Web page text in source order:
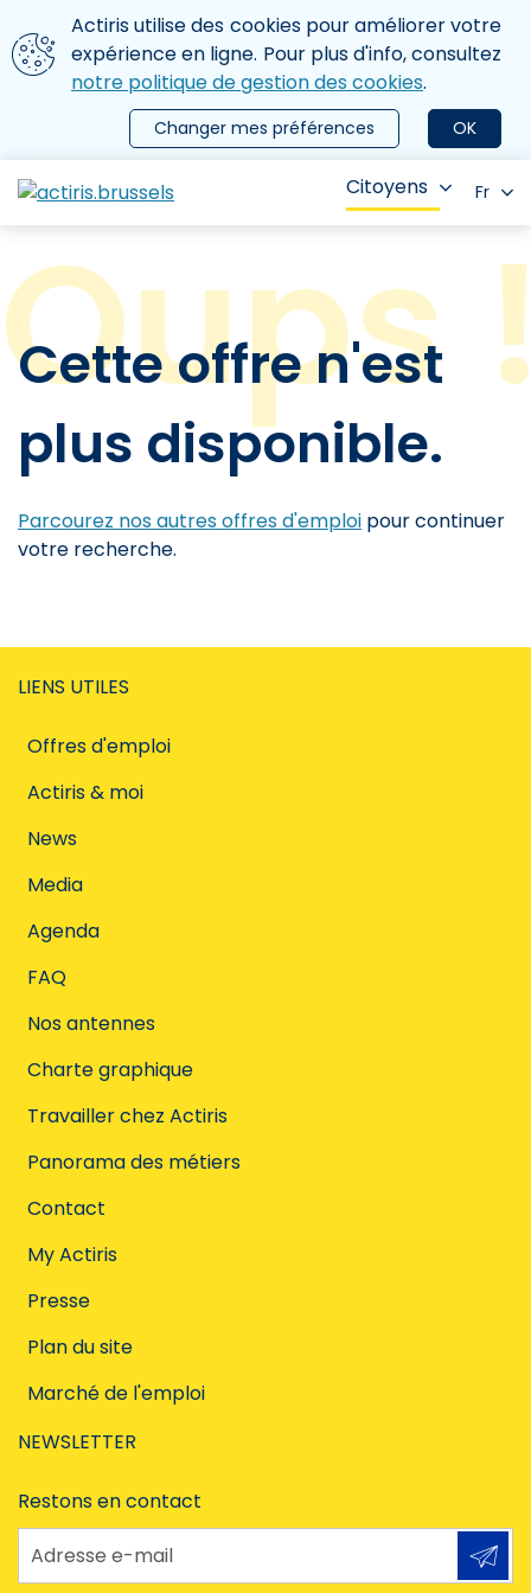
Aller au contenu principal
Nous utilisons des cookies
Actiris utilise des cookies pour améliorer votre
expérience en ligne. Pour plus d'info, consultez
notre politique de gestion des cookies.
OK
Changer mes préférences
le menu
Citoyens Fr
Cette offre n'est
plus disponible.
Parcourez nos autres offres d'emploi pour continuer
votre recherche.
LIENS UTILES
Offres d'emploi
Actiris & moi
News
Media
Agenda
FAQ
Nos antennes
Charte graphique
Travailler chez Actiris
Panorama des métiers
Contact
My Actiris
Presse
Plan du site
Marché de l'emploi
NEWSLETTER
Restons en contact
Adresse e-mail